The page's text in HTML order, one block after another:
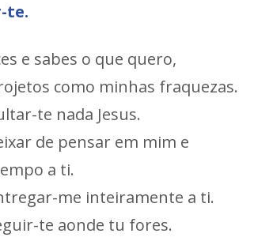
te.
e sabes o que quero,
como minhas fraquezas.
te nada Jesus.
de pensar em mim e
a ti.
me inteiramente a ti.
te aonde tu fores.